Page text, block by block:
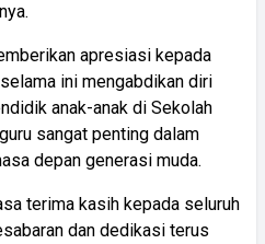
apresiasi kepada
ini mengabdikan diri
anak-anak di Sekolah
sangat penting dalam
depan generasi muda.
terima kasih kepada seluruh
dan dedikasi terus